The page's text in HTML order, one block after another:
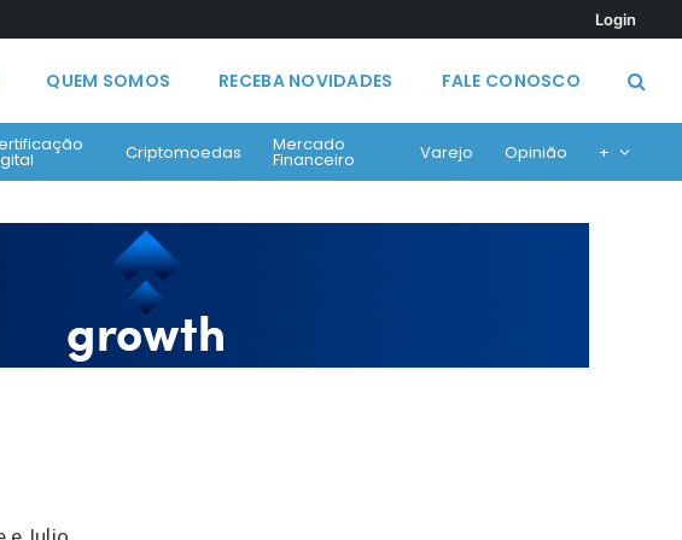
Login
QUEM SOMOS RECEBA NOVIDADES FALE CONOSCO
Criptomoedas Mercado
Financeiro Varejo Opinião +